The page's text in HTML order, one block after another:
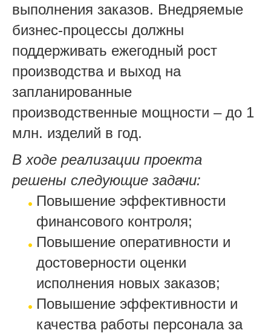
выполнения заказов. Внедряемые
бизнес-процессы должны
поддерживать ежегодный рост
производства и выход на
запланированные
производственные мощности – до 1
млн. изделий в год.
В ходе реализации проекта
решены следующие задачи:
Повышение эффективности
финансового контроля;
Повышение оперативности и
достоверности оценки
исполнения новых заказов;
Повышение эффективности и
качества работы персонала за